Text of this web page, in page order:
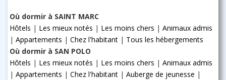
Où dormir à SAINT MARC
Hôtels | Les mieux notés | Les moins chers | Animaux admis
| Appartements | Chez l'habitant | Tous les hébergements
Où dormir à SAN POLO
Hôtels | Les mieux notés | Les moins chers | Animaux admis
| Appartements | Chez l'habitant | Auberge de jeunesse |